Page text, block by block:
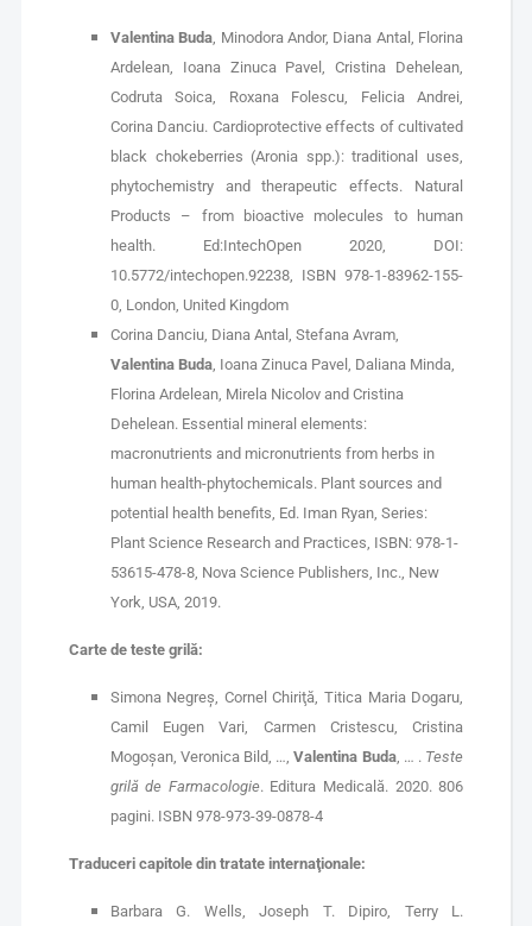
Valentina Buda, Minodora Andor, Diana Antal, Florina
Ardelean, Ioana Zinuca Pavel, Cristina Dehelean,
Codruta Soica, Roxana Folescu, Felicia Andrei,
Corina Danciu. Cardioprotective effects of cultivated
black chokeberries (Aronia spp.): traditional uses,
phytochemistry and therapeutic effects. Natural
Products – from bioactive molecules to human
health. Ed:IntechOpen 2020, DOI:
10.5772/intechopen.92238, ISBN 978-1-83962-155-
0, London, United Kingdom
Corina Danciu, Diana Antal, Stefana Avram,
Valentina Buda, Ioana Zinuca Pavel, Daliana Minda,
Florina Ardelean, Mirela Nicolov and Cristina
Dehelean. Essential mineral elements:
macronutrients and micronutrients from herbs in
human health-phytochemicals. Plant sources and
potential health benefits, Ed. Iman Ryan, Series:
Plant Science Research and Practices, ISBN: 978-1-
53615-478-8, Nova Science Publishers, Inc., New
York, USA, 2019.
Carte de teste grilă:
Simona Negreş, Cornel Chiriţă, Titica Maria Dogaru,
Camil Eugen Vari, Carmen Cristescu, Cristina
Mogoşan, Veronica Bild, …,Valentina Buda, … . Teste
grilă de Farmacologie. Editura Medicală. 2020. 806
pagini. ISBN 978-973-39-0878-4
Traduceri capitole din tratate internaţionale:
Barbara G. Wells, Joseph T. Dipiro, Terry L.